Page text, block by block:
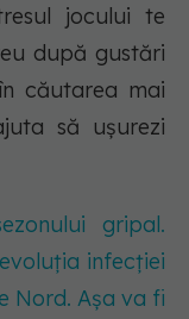
jocului te
după gustări
căutarea mai
să ușurezi
gripal.
infecției
Nord. Așa va fi